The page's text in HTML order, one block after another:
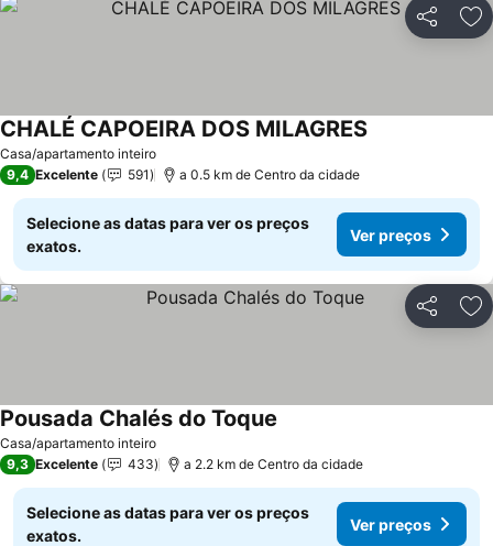
Partilhar
Casa/apartamento inteiro
CHALÉ CAPOEIRA DOS MILAGRES
9,4 Excelente 591 a 0.5 km de Centro da cidade
Selecione as datas para ver os preços
exatos.
Ver preços
Partilhar
Casa/apartamento inteiro
Pousada Chalés do Toque
9,3 Excelente 433 a 2.2 km de Centro da cidade
Selecione as datas para ver os preços
exatos.
Ver preços